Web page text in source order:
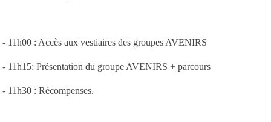
- 11h00 : Accès aux vestiaires des groupes AVENIRS
- 11h15: Présentation du groupe AVENIRS + parcours
- 11h30 : Récompenses.